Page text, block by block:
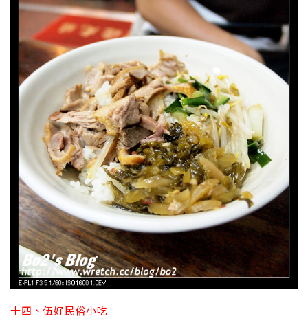
十四、伍好民俗小吃